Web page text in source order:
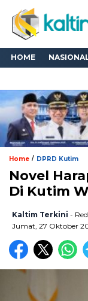
HOME
Home / DPRD Kutim
Novel
Di Kutim
Kaltim Terkini -
Jumat, 27 Oktober